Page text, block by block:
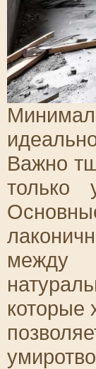
Важно
только
между
которые